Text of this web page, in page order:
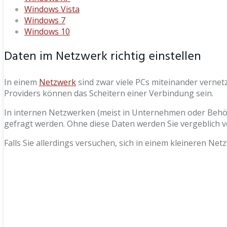
Windows Vista
Windows 7
Windows 10
Daten im Netzwerk richtig einstellen
In einem Netzwerksind zwar viele PCs miteinander
Providers können das Scheitern einer Verbindung sein.
In internen Netzwerken (meist in Unternehmen oder
gefragt werden. Ohne diese Daten werden Sie
Falls Sie allerdings versuchen, sich in einem kleineren